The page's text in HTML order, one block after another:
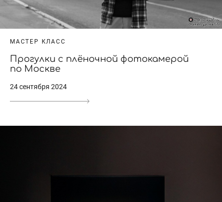
МАСТЕР КЛАСС
Прогулки с плёночной фотокамерой
по Москве
24 сентября 2024